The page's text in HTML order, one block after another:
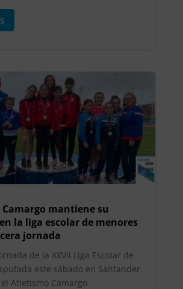
mantiene su
la liga escolar de menores
jornada
de la XXVII Liga Escolar de
este sábado en Santander
Atletismo Camargo